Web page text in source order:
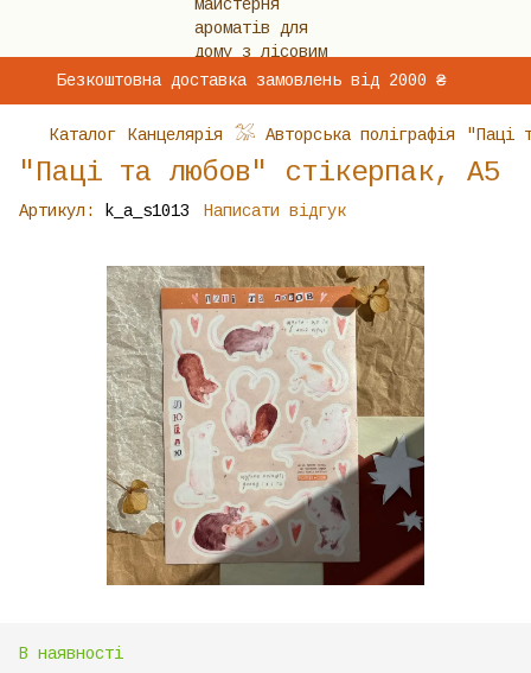
Безкоштовна доставка замовлень від 2000 ₴
Каталог Канцелярія 𓅮 Авторська поліграфія "Паці
"Паці та любов" стікерпак, А5
Артикул: k_a_s1013 Написати відгук
В наявності